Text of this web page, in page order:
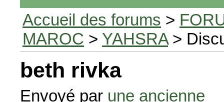
Accueil des forums >
MAROC > YAHSRA>
beth rivka
Envoyé par une ancienne